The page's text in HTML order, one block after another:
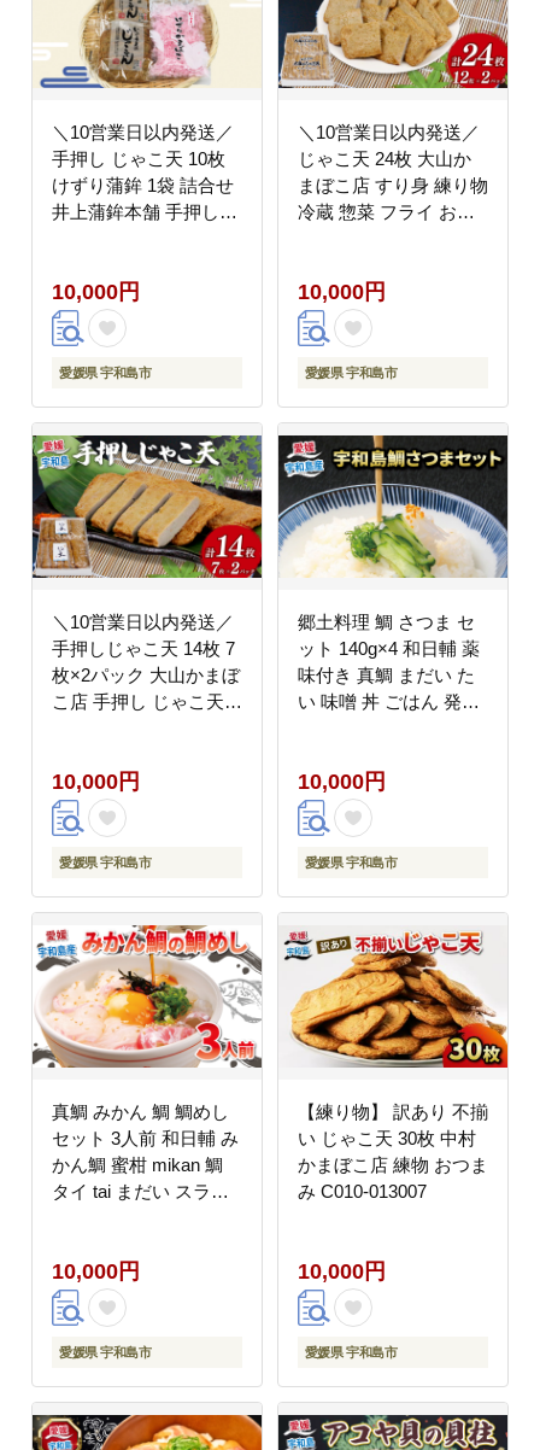
＼10営業日以内発送／
手押し じゃこ天 10枚
けずり蒲鉾 1袋 詰合せ
井上蒲鉾本舗 手押しじ
揚げかまぼこ 天ぷら 冷
蔵 小魚 すり身 練り物
ねりもの 練り製品 さつ
ま揚げ 惣菜 フライ 小
肉 水産 加工品 特産品
郷土料理 国産 愛媛 宇
和島 C010-003001
10,000円
愛媛県 宇和島市
＼10営業日以内発送／
じゃこ天 24枚 大山か
まぼこ店 すり身 練り物
冷蔵 惣菜 フライ おで
加工品 特産品 愛媛 宇
和島 C010-007002
10,000円
愛媛県 宇和島市
＼10営業日以内発送／
手押しじゃこ天 14枚 7
枚×2パック 大山かまぼ
こ店 手押し じゃこ天
汁 だし 郷土料理 酒 お
つまみ 肴 魚肉加工品
特産品 愛媛 宇和島
C010-007003
10,000円
愛媛県 宇和島市
郷土料理 鯛 さつま セ
ット 140g×4 和日輔 薬
味付き 真鯛 まだい た
い 味噌 丼 ごはん 発酵
産加工品 海鮮 冷凍 流
水解凍 簡単調理 郷土料
理 国産愛媛 宇和島
D010-091001
10,000円
愛媛県 宇和島市
真鯛 みかん 鯛 鯛めし
セット 3人前 和日輔 み
かん鯛 蜜柑 mikan 鯛
タイ tai まだい スライ
刺し身 お手軽 漬け丼
郷土料理 海鮮丼 鯛飯
海鮮 人気 冷凍 国産 愛
媛 宇和島 D010-091003
10,000円
愛媛県 宇和島市
【練り物】 訳あり 不揃
い じゃこ天 30枚 中村
かまぼこ店 練物 おつま
み C010-013007
10,000円
愛媛県 宇和島市